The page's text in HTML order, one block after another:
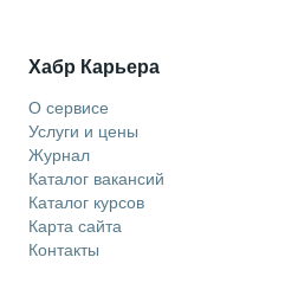
Хабр Карьера
О сервисе
Услуги и цены
Журнал
Каталог вакансий
Каталог курсов
Карта сайта
Контакты